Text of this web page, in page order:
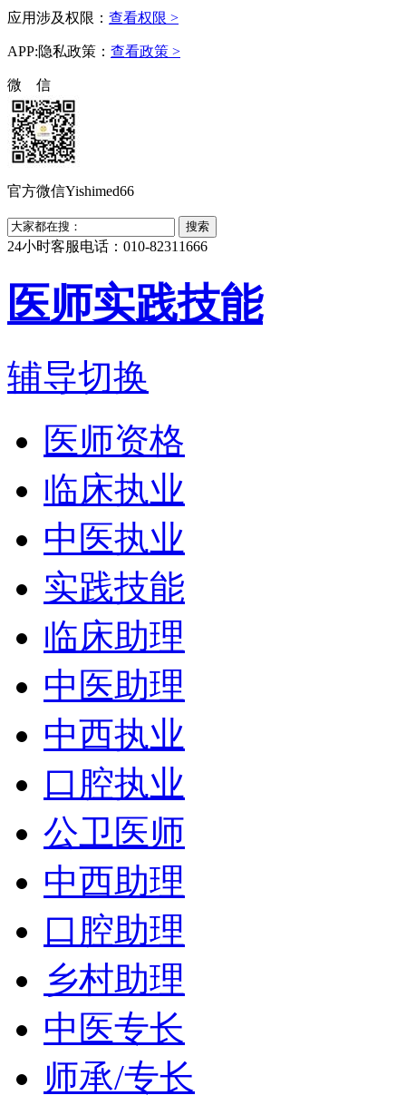
应用涉及权限： 查看权限 >
APP:隐私政策： 查看政策 >
微 信
官方微信Yishimed66
24小时客服电话：010-82311666
医师实践技能
辅导切换
医师资格
临床执业
中医执业
实践技能
临床助理
中医助理
中西执业
口腔执业
公卫医师
中西助理
口腔助理
乡村助理
中医专长
师承/专长